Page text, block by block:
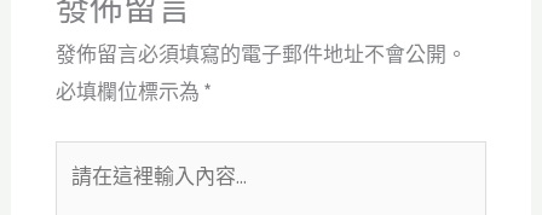
發佈留言必須填寫的電子郵件地址不會公開。
必填欄位標示為 *